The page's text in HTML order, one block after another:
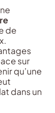
de
sur
qu’une
dans un